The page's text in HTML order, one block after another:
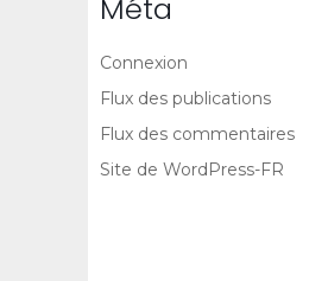
Méta
Connexion
Flux des publications
Flux des commentaires
Site de WordPress-FR